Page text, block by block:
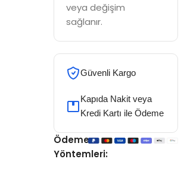
veya değişim
sağlanır.
Güvenli Kargo
Kapıda Nakit veya
Kredi Kartı ile Ödeme
Ödeme
Yöntemleri: